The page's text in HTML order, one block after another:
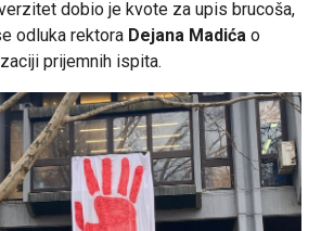
dobio je kvote za upis brucoša,
odluka rektora Dejana Madića o
prijemnih ispita.